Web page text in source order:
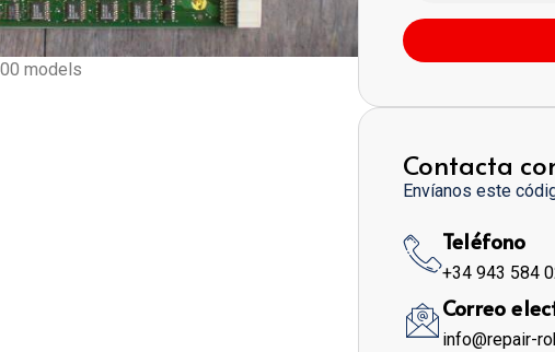
models
Contacta
Envíanos este
Teléfono
+34 943 584
Correo
info@repair-